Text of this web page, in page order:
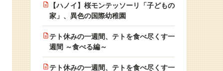
【ハノイ】桜モンテッソーリ「子どもの
家」、異色の国際幼稚園
テト休みの一週間、テトを食べ尽くす一
週間 ～食べる編～
テト休みの一週間、テトを食べ尽くす一